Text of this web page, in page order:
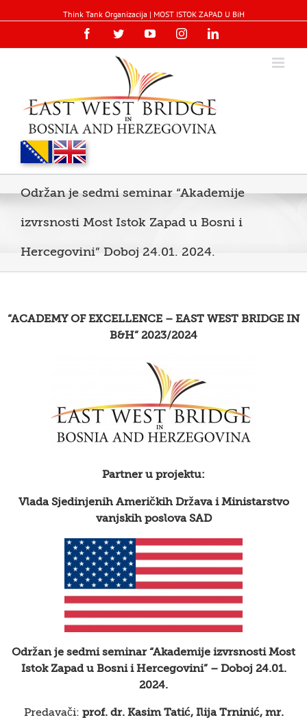
Think Tank Organizacija | MOST ISTOK ZAPAD U BiH
FacebookTwitterYouTubeInstagramLinkedin
Održan je sedmi seminar “Akademije
izvrsnosti Most Istok Zapad u Bosni i
Hercegovini” Doboj 24.01. 2024.
“ACADEMY OF EXCELLENCE – EAST WEST BRIDGE IN
B&H” 2023/2024
Partner u projektu:
Vlada Sjedinjenih Američkih Država i Ministarstvo
vanjskih poslova SAD
Održan je sedmi seminar “Akademije izvrsnosti Most
Istok Zapad u Bosni i Hercegovini” – Doboj 24.01.
2024.
Predavači: prof. dr. Kasim Tatić, Ilija Trninić, mr.